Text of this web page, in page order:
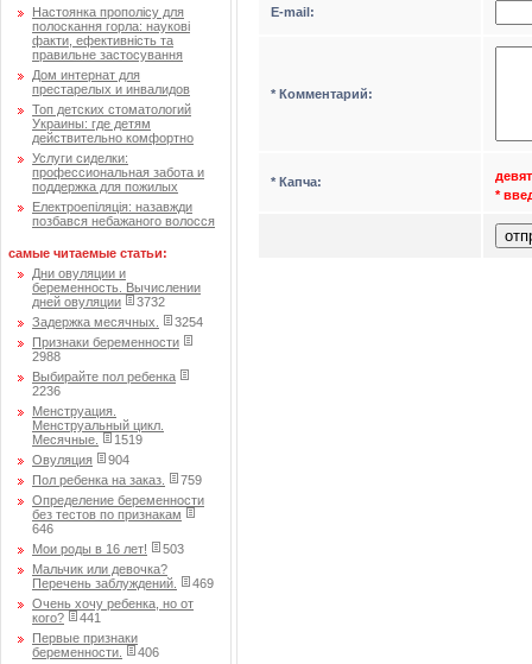
Настоянка прополісу для
полоскання горла: наукові
факти, ефективність та
правильне застосування
Дом интернат для
престарелых и инвалидов
Топ детских стоматологий
Украины: где детям
действительно комфортно
Услуги сиделки:
профессиональная забота и
поддержка для пожилых
Електроепіляція: назавжди
позбався небажаного волосся
самые читаемые статьи:
Дни овуляции и
беременность. Вычислении
дней овуляции
3732
Задержка месячных.
3254
Признаки беременности
2988
Выбирайте пол ребенка
2236
Менструация.
Менструальный цикл.
Месячные.
1519
Овуляция
904
Пол ребенка на заказ.
759
Определение беременности
без тестов по признакам
646
Мои роды в 16 лет!
503
Мальчик или девочка?
Перечень заблуждений.
469
Очень хочу ребенка, но от
кого?
441
Первые признаки
беременности.
406
Е-mail:
* Комментарий:
* Капча:
*